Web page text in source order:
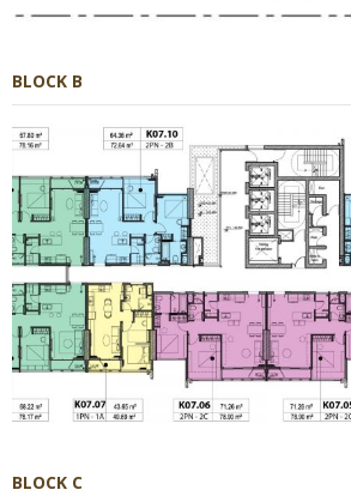
BLOCK B
BLOCK C